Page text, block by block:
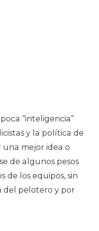
“inteligencia”
y la política de
una mejor idea o
de algunos pesos
de los equipos, sin
del pelotero y por